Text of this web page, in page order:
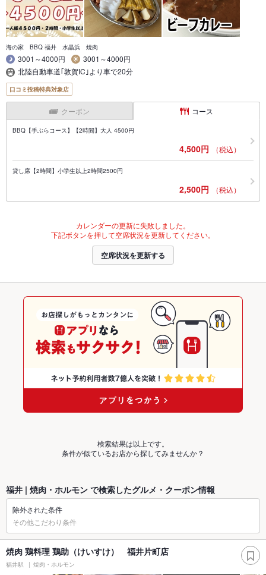
海の家 BBQ 福井 水晶浜 焼肉
3001～4000円
3001～4000円
北陸自動車道｢敦賀IC｣より車で20分
口コミ投稿特典対象店
クーポン コース
BBQ【手ぶらコース】【2時間】大人 4500円
4,500円 （税込）
貸し席【2時間】小学生以上2時間2500円
2,500円 （税込）
カレンダーの更新に失敗しました。
下記ボタンを押して空席状況を更新してください。
空席状況を更新する
検索結果は以上です。
条件が似ているお店から探してみませんか？
福井 | 焼肉・ホルモン で検索したグルメ・クーポン情報
除外された条件
その他こだわり条件
焼肉 鶏料理 鶏助（けいすけ） 福井片町店
福井駅 焼肉・ホルモン